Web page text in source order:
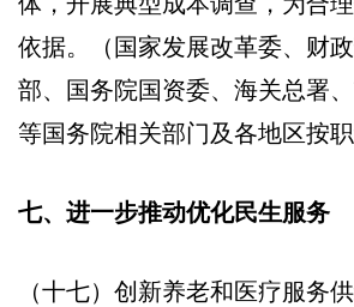
依据。（国家发展改革委、财
部、国务院国资委、海关总署
等国务院相关部门及各地区按职
七、进一步推动优化民生服务
（十七）创新养老和医疗服务